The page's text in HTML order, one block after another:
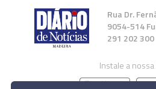
Rua Dr.
9054-514
291 202 300
Instale a nossa